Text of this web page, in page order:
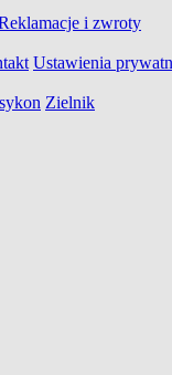
i zwroty
Ustawienia
Zielnik